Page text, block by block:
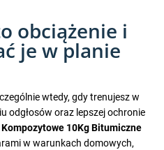
obciążenie i
je w planie
wtedy, gdy trenujesz w
odgłosów oraz lepszej ochronie
10Kg Bitumiczne
w warunkach domowych,